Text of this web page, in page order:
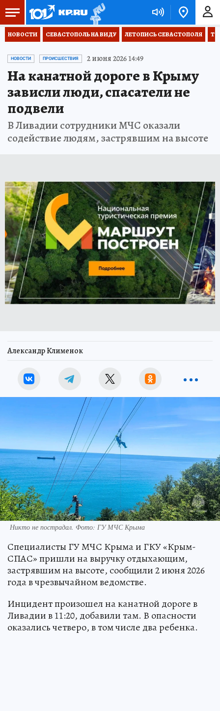
НОВОСТИ СЕВАСТОПОЛЬ НА ВИДУ ЛЕТОПИСЬ СЕВАСТОПОЛЯ
НОВОСТИ ПРОИСШЕСТВИЯ 2 июня 2026 14:49
На канатной дороге в Крыму
зависли люди, спасатели не
подвели
В Ливадии сотрудники МЧС оказали
содействие людям, застрявшим на высоте
Александр Клименок
Никто не пострадал. Фото: ГУ МЧС Крыма
Специалисты ГУ МЧС Крыма и ГКУ «Крым-
СПАС» пришли на выручку отдыхающим,
застрявшим на высоте, сообщили 2 июня 2026
года в чрезвычайном ведомстве.
Инцидент произошел на канатной дороге в
Ливадии в 11:20, добавили там. В опасности
оказались четверо, в том числе два ребенка.